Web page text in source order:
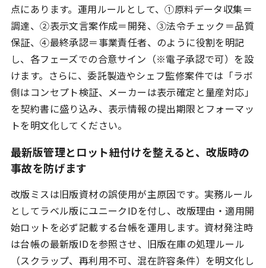
点にあります。運用ルールとして、①原料データ収集＝
調達、②表示文言案作成＝開発、③法令チェック＝品質
保証、④最終承認＝事業責任者、のように役割を明記
し、各フェーズでの合意サイン（※電子承認で可）を設
けます。さらに、委託製造やシェフ監修案件では「ラボ
側はコンセプト検証、メーカーは表示確定と量産対応」
を契約書に盛り込み、表示情報の提出期限とフォーマッ
トを明文化してください。
最新版管理とロット紐付けを整えると、改版時の
事故を防げます
改版ミスは旧版資材の誤使用が主原因です。実務ルール
としてラベル版にユニークIDを付し、改版理由・適用開
始ロットを必ず記載する台帳を運用します。資材発注時
は台帳の最新版IDを参照させ、旧版在庫の処理ルール
（スクラップ、再利用不可、混在許容条件）を明文化し